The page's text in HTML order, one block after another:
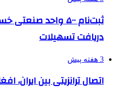
ثبت‌نام ۵۰۰ واحد
دریافت تسهیلات
3 هفته پیش
اتصال ترانزیتی بین ایران،